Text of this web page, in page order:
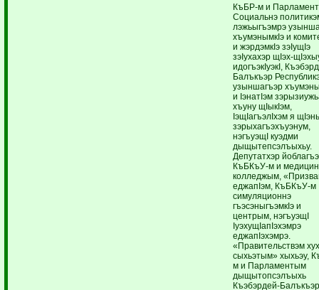
КъБР-м и
Социальнэ
лэжьыгъэмрэ
хъумэнымкIэ и
и жэрдэмкIэ зэIущIэ
зэIухахэр щIэх-
идогъэкIуэкI,
Балъкъэр
узыншагъэр
и IэнатIэм
хъуну щIыкIэм,
IэщIагъэлIхэм я
зэрыхагъэхъуэнум,
нэгъуэщI куэдми
дыщытепсэлъыхьу.
Депутатхэр йоблагъэ
КъБКъУ-м и
колледжым,
еджапIэм, КъБКъУ-м
симуляционнэ
гъэсэныгъэмкIэ и
центрым, нэгъуэщI
IуэхущIапIэхэмрэ
еджапIэхэмрэ.
«Правительствэм
сыхьэтым» хыхьэу,
м и Парламентым
дыщытопсэлъыхь
Къэбэрдей-